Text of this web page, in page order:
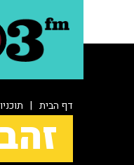
דף הבית |